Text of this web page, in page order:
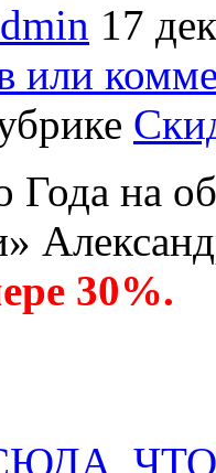
17
или
Года на
30%.